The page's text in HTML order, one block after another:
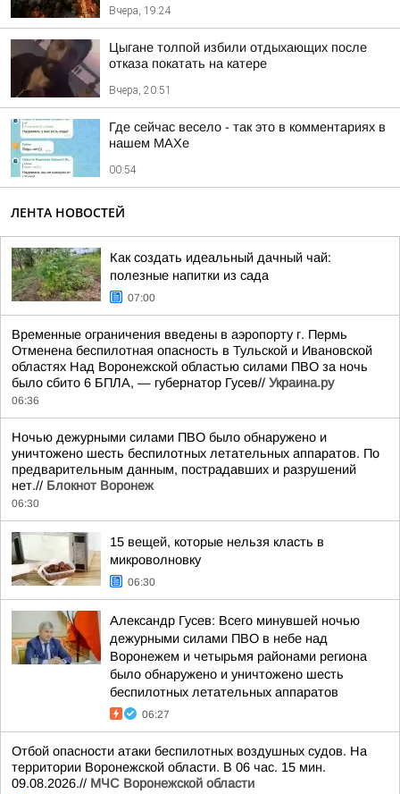
Вчера, 19:24
Цыгане толпой избили отдыхающих после
отказа покатать на катере
Вчера, 20:51
Где сейчас весело - так это в комментариях в
нашем МАХе
00:54
ЛЕНТА НОВОСТЕЙ
Как создать идеальный дачный чай:
полезные напитки из сада
07:00
Временные ограничения введены в аэропорту г. Пермь
Отменена беспилотная опасность в Тульской и Ивановской
областях Над Воронежской областью силами ПВО за ночь
было сбито 6 БПЛА, — губернатор Гусев// Украина.ру
06:36
Ночью дежурными силами ПВО было обнаружено и
уничтожено шесть беспилотных летательных аппаратов. По
предварительным данным, пострадавших и разрушений
нет.// Блокнот Воронеж
06:30
15 вещей, которые нельзя класть в
микроволновку
06:30
Александр Гусев: Всего минувшей ночью
дежурными силами ПВО в небе над
Воронежем и четырьмя районами региона
было обнаружено и уничтожено шесть
беспилотных летательных аппаратов
06:27
Отбой опасности атаки беспилотных воздушных судов. На
территории Воронежской области. В 06 час. 15 мин.
09.08.2026.// МЧС Воронежской области